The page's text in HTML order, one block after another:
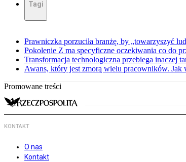
Tagi
Prawniczka porzuciła branżę, by „towarzyszyć
Pokolenie Z ma specyficzne oczekiwania co do
Transformacja technologiczna przebiega inaczej
Awans, który jest zmorą wielu pracowników. Jak
Promowane treści
KONTAKT
O nas
Kontakt